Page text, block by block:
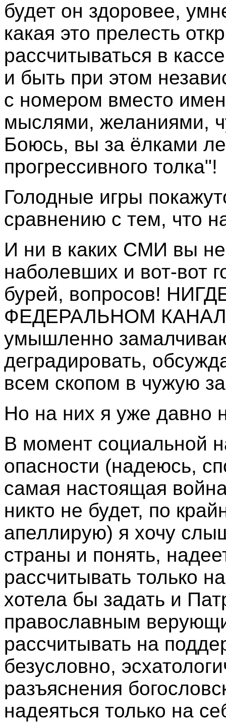
будет он здоровее,
какая это прелесть
рассчитываться в
и быть при этом
с номером вместо
мыслями, желаниями,
Боюсь, вы за ёлками
прогрессивного толка"!
Голодные игры
сравнению с тем, что
И ни в каких СМИ вы
наболевших и вот-вот
бурей, вопросов!
ФЕДЕРАЛЬНОМ
умышленно
деградировать,
всем скопом в чужую
Но на них я уже давно
В момент социальной
опасности (надеюсь,
самая настоящая
никто не будет, по
апеллирую) я хочу
страны и понять,
рассчитывать только
хотела бы задать и
православным
рассчитывать на
безусловно,
разъяснения
надеяться только на